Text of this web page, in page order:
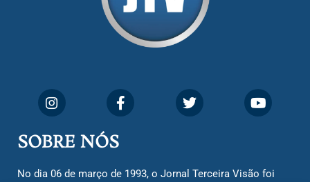
SOBRE NÓS
No dia 06 de março de 1993, o Jornal Terceira Visão foi